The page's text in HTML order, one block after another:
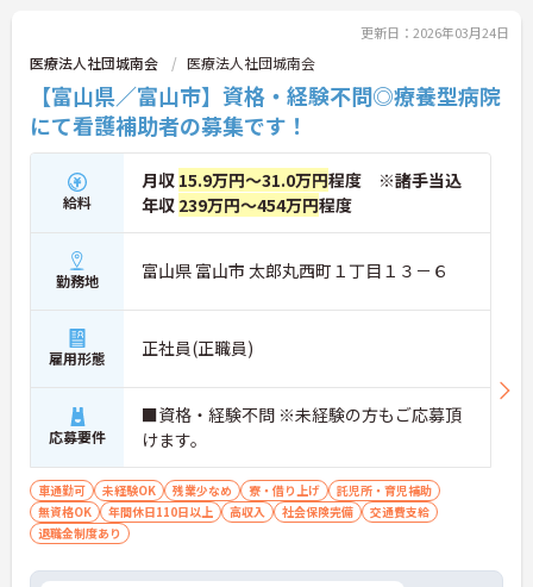
更新日：2026年03月24日
医療法人社団城南会 医療法人社団城南会
【富山県／富山市】資格・経験不問◎療養型病院
にて看護補助者の募集です！
給料
月収 15.9万円～31.0万円程度 ※諸手当込
年収 239万円～454万円程度
勤務地 富山県 富山市 太郎丸西町１丁目１３－６
雇用形態 正社員(正職員)
応募要件
■資格・経験不問 ※未経験の方もご応募頂
けます。
車通勤可 未経験OK 残業少なめ 寮・借り上げ
託児所・育児補助
無資格OK
年間休日110日以上 高収入 社会保険完備
交通費支給
退職金制度あり